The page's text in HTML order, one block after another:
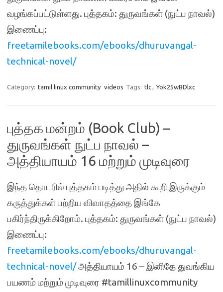
வழங்கப்பட்டுள்ளது. புத்தகம்: துருவங்கள் (நுட்ப நாவல்)
இணைப்பு:
freetamilebooks.com/ebooks/dhuruvangal-
technical-novel/
Category: tamil linux community videos Tags: tlc, Yok25wBDlxc
புத்தக மன்றம் (Book Club) –
துருவங்கள் நுட்ப நாவல் –
அத்தியாயம் 16 மற்றும் முடிவுரை
இந்த தொடரில் புத்தகம் படித்து அதில் கூறி இருக்கும்
கருத்துக்கள் பற்றிய விவாதத்தை இங்கே
பகிர்ந்திருக்கிறோம். புத்தகம்: துருவங்கள் (நுட்ப நாவல்)
இணைப்பு:
freetamilebooks.com/ebooks/dhuruvangal-
technical-novel/அத்தியாயம் 16 – இனிதே துவங்கிய
பயணம் மற்றும் முடிவுரை #tamillinuxcommunity